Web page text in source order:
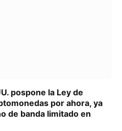
pospone la Ley de
por ahora, ya
de banda limitado en